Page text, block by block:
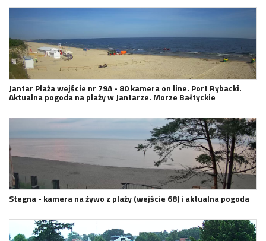
Jantar Plaża wejście nr 79A - 80 kamera on line. Port Rybacki.
Aktualna pogoda na plaży w Jantarze. Morze Bałtyckie
Stegna - kamera na żywo z plaży (wejście 68) i aktualna pogoda